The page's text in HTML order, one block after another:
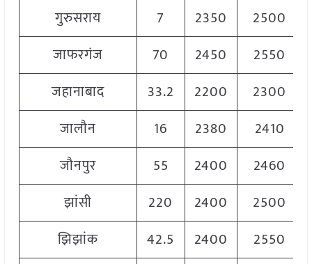
गुरुसराय
7 2350 2500
जाफरगंज
70 2450 2550
जहानाबाद
33.2 2200 2300
जालौन
16 2380 2410
जौनपुर
55 2400 2460
झांसी
220 2400 2500
झिझांक
42.5 2400 2550